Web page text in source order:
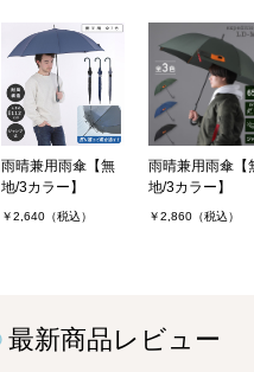
雨晴兼用雨傘【無
地/3カラー】
￥2,640（税込）
雨晴兼用雨傘【
地/3カラー】
￥2,860（税込）
最新商品レビュー